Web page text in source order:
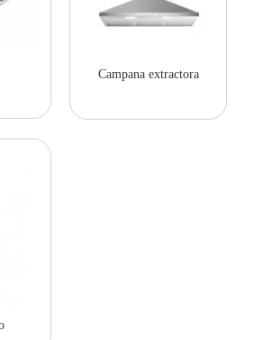
Campana extractora